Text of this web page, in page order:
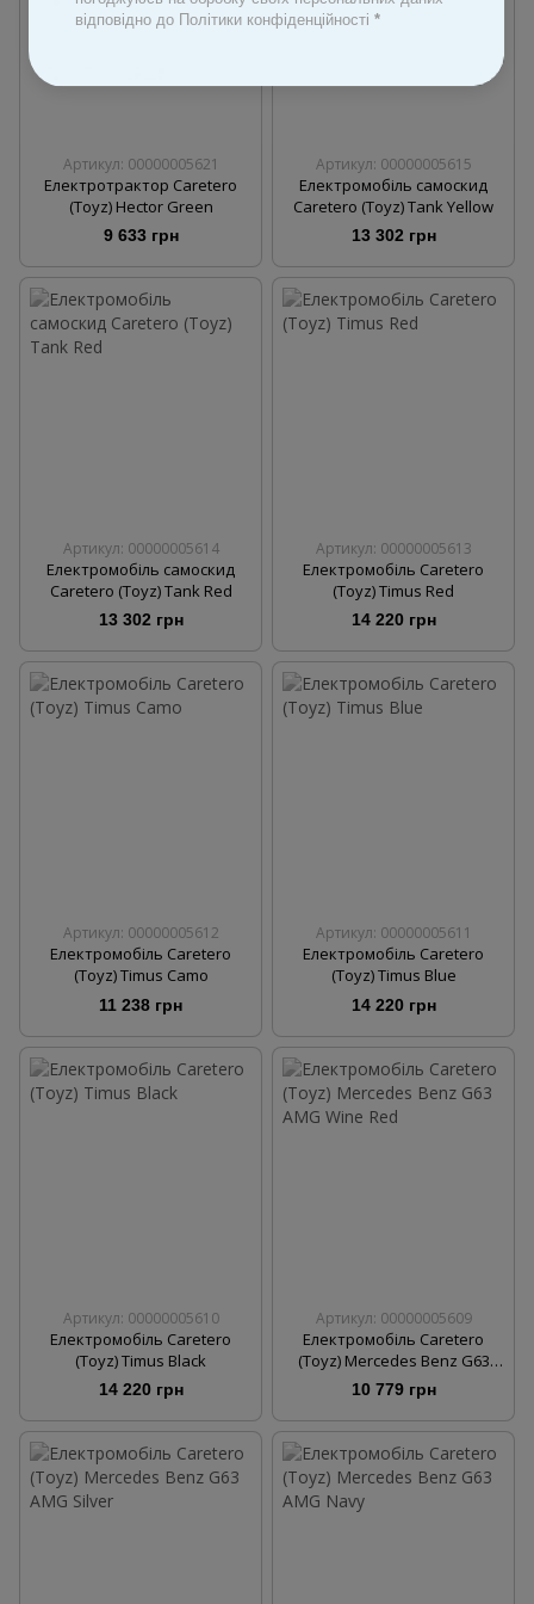
Артикул: 00000005621
Електротрактор Caretero
(Toyz) Hector Green
9 633 грн
Артикул: 00000005615
Електромобіль самоскид
Caretero (Toyz) Tank Yellow
13 302 грн
Артикул: 00000005614
Електромобіль самоскид
Caretero (Toyz) Tank Red
13 302 грн
Артикул: 00000005613
Електромобіль Caretero
(Toyz) Timus Red
14 220 грн
Артикул: 00000005612
Електромобіль Caretero
(Toyz) Timus Camo
11 238 грн
Артикул: 00000005611
Електромобіль Caretero
(Toyz) Timus Blue
14 220 грн
Артикул: 00000005610
Електромобіль Caretero
(Toyz) Timus Black
14 220 грн
Артикул: 00000005609
Електромобіль Caretero
(Toyz) Mercedes Benz G63
AMG Wine Red
10 779 грн
відповідно до Політики конфіденційності *